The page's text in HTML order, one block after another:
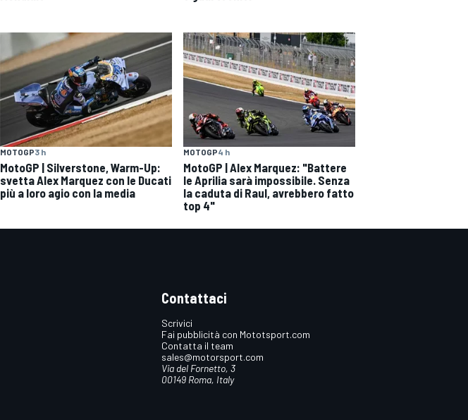
MOTOGP3 h
MotoGP | Silverstone, Warm-Up:
svetta Alex Marquez con le Ducati
più a loro agio con la media
MOTOGP4 h
MotoGP | Alex Marquez: "Battere
le Aprilia sarà impossibile. Senza
la caduta di Raul, avrebbero fatto
top 4"
Contattaci
Scrivici
Fai pubblicità con Mototsport.com
Contatta il team
sales@motorsport.com
Via del Fornetto, 3
00149 Roma, Italy